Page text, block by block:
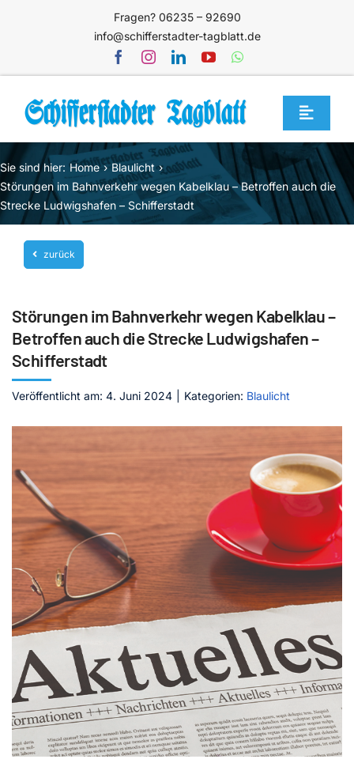
Fragen? 06235 – 92690
info@schifferstadter-tagblatt.de
Toggle
Home
Themen
Blog
Unternehmen
Mediathek
Jetzt abonnieren
Kontakt
Sie sind hier: Home
Blaulicht
Störungen im Bahnverkehr wegen Kabelklau – Betroffen auch die
Strecke Ludwigshafen – Schifferstadt
zurück
Störungen im Bahnverkehr wegen Kabelklau –
Betroffen auch die Strecke Ludwigshafen –
Schifferstadt
Veröffentlicht am: 4. Juni 2024 Kategorien: Blaulicht